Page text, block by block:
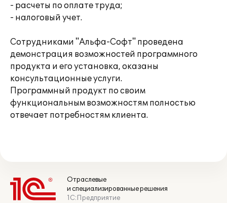
- расчеты по оплате труда;
- налоговый учет.
Сотрудниками "Альфа-Софт" проведена
демонстрация возможностей программного
продукта и его установка, оказаны
консультационные услуги.
Программный продукт по своим
функциональным возможностям полностью
отвечает потребностям клиента.
Отраслевые
и специализированные решения
1С:Предприятие